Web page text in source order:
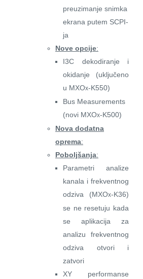
preuzimanje snimka
ekrana putem SCPI-
ja
Nove opcije:
I3C dekodiranje i
okidanje (uključeno
u MXOx-K550)
Bus Measurements
(novi MXOx-K500)
Nova dodatna
oprema:
Poboljšanja:
Parametri analize
kanala i frekventnog
odziva (MXOx-K36)
se ne resetuju kada
se aplikacija za
analizu frekventnog
odziva otvori i
zatvori
XY performanse